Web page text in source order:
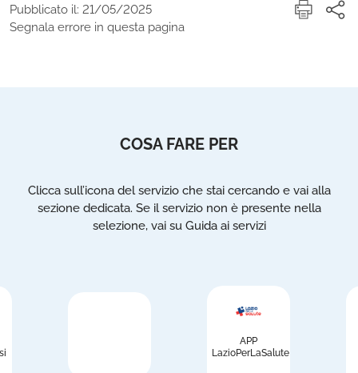
Pubblicato il: 21/05/2025
Segnala errore in questa pagina
COSA FARE PER
Clicca sull’icona del servizio che stai cercando e vai alla
sezione dedicata. Se il servizio non è presente nella
selezione, vai su Guida ai servizi
APP
LazioPerLaSalute